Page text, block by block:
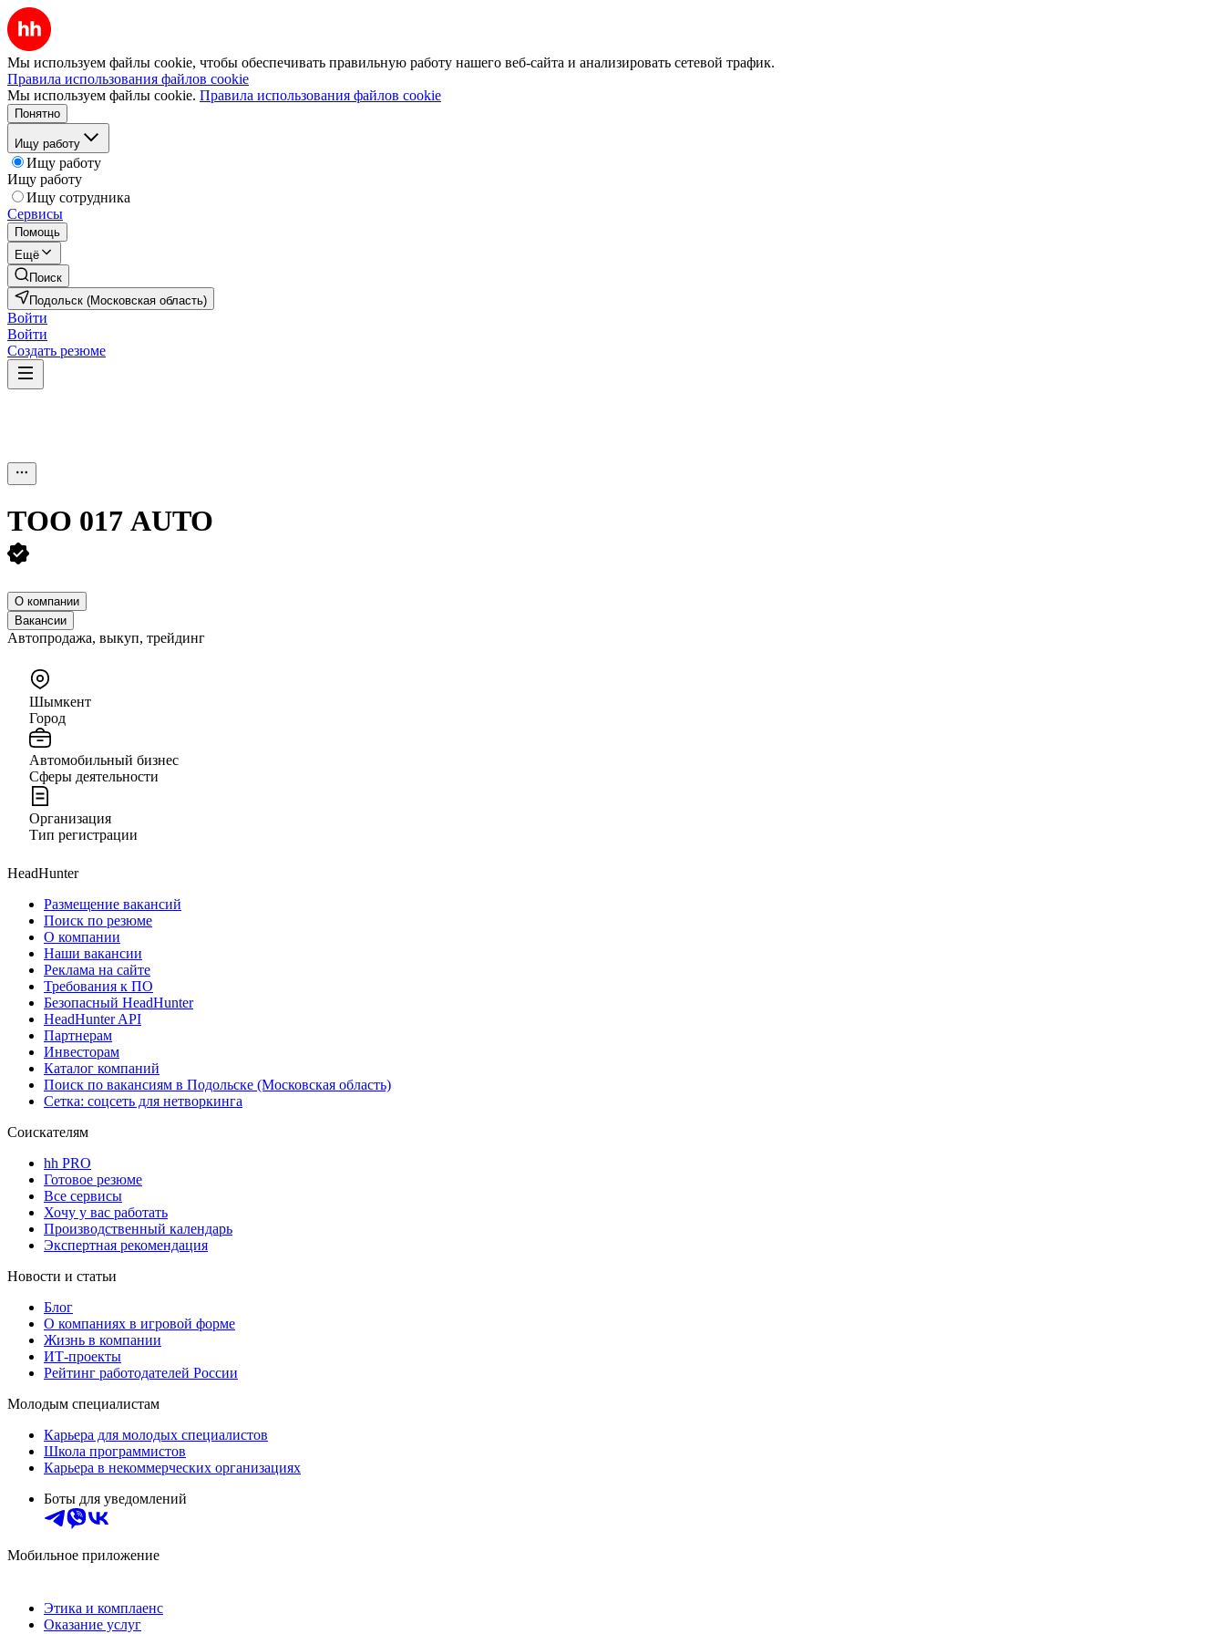
Мы используем файлы cookie, чтобы обеспечивать правильную работу нашего веб-сайта и анализировать сетевой трафик.
Правила использования файлов cookie
Мы используем файлы cookie. Правила использования файлов cookie
Понятно
Ищу работу
Ищу работу
Ищу работу
Ищу сотрудника
Сервисы
Помощь
Ещё
Поиск
Подольск (Московская область)
Войти
Войти
Создать резюме
ТОО 017 AUTO
О компании
Вакансии
Автопродажа, выкуп, трейдинг
Шымкент
Город
Автомобильный бизнес
Сферы деятельности
Организация
Тип регистрации
HeadHunter
Размещение вакансий
Поиск по резюме
О компании
Наши вакансии
Реклама на сайте
Требования к ПО
Безопасный HeadHunter
HeadHunter API
Партнерам
Инвесторам
Каталог компаний
Поиск по вакансиям в Подольске (Московская область)
Сетка: соцсеть для нетворкинга
Соискателям
hh PRO
Готовое резюме
Все сервисы
Хочу у вас работать
Производственный календарь
Экспертная рекомендация
Новости и статьи
Блог
О компаниях в игровой форме
Жизнь в компании
ИТ-проекты
Рейтинг работодателей России
Молодым специалистам
Карьера для молодых специалистов
Школа программистов
Карьера в некоммерческих организациях
Боты для уведомлений
Мобильное приложение
Этика и комплаенс
Оказание услуг